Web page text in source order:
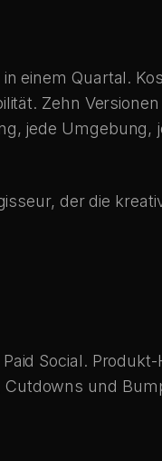
einem Quartal.
Zehn
jede Umgebung,
der die
Social.
und